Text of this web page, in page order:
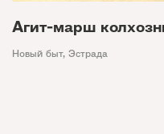
Агит-марш
Новый быт, Эстрада